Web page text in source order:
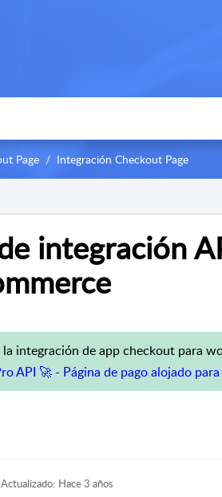
Page Integración Checkout Page
integración
integración de app checkout para
API 🚀 - Página de pago alojado
Actualizado: Hace 3 años